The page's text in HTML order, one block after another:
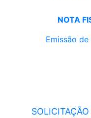
NOTA
Emissão